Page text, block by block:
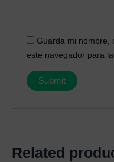
Guarda mi nombre,
este navegador para
Related